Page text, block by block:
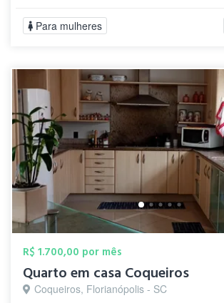
Para mulheres
R$ 1.700,00 por mês
Quarto em casa Coqueiros
Coqueiros, Florianópolis - SC